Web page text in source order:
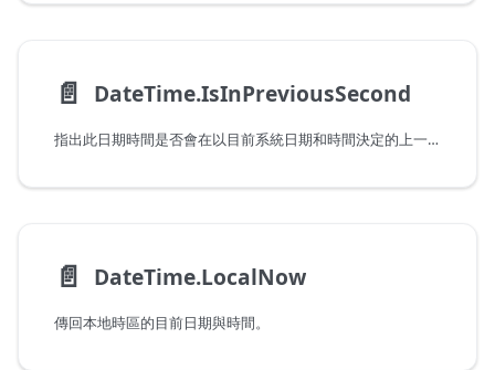
📄️ DateTime.IsInPreviousSecond
指出此日期時間是否會在以目前系統日期和時間決定的上一秒發生。請注意，傳遞會在目前秒發生的值時，此函式會傳回 false。
📄️ DateTime.LocalNow
傳回本地時區的目前日期與時間。